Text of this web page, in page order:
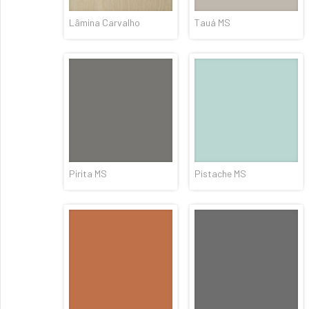
Lâmina Carvalho Tauá MS
Pirita MS Pistache MS